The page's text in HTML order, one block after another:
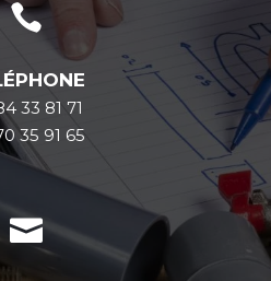

33 81 71
35 91 65
